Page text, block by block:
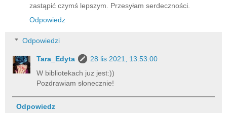
zastąpić czymś lepszym. Przesyłam serdeczności.
Odpowiedz
Odpowiedzi
Tara_Edyta
28 lis 2021, 13:53:00
W bibliotekach juz jest:))
Pozdrawiam słonecznie!
Odpowiedz